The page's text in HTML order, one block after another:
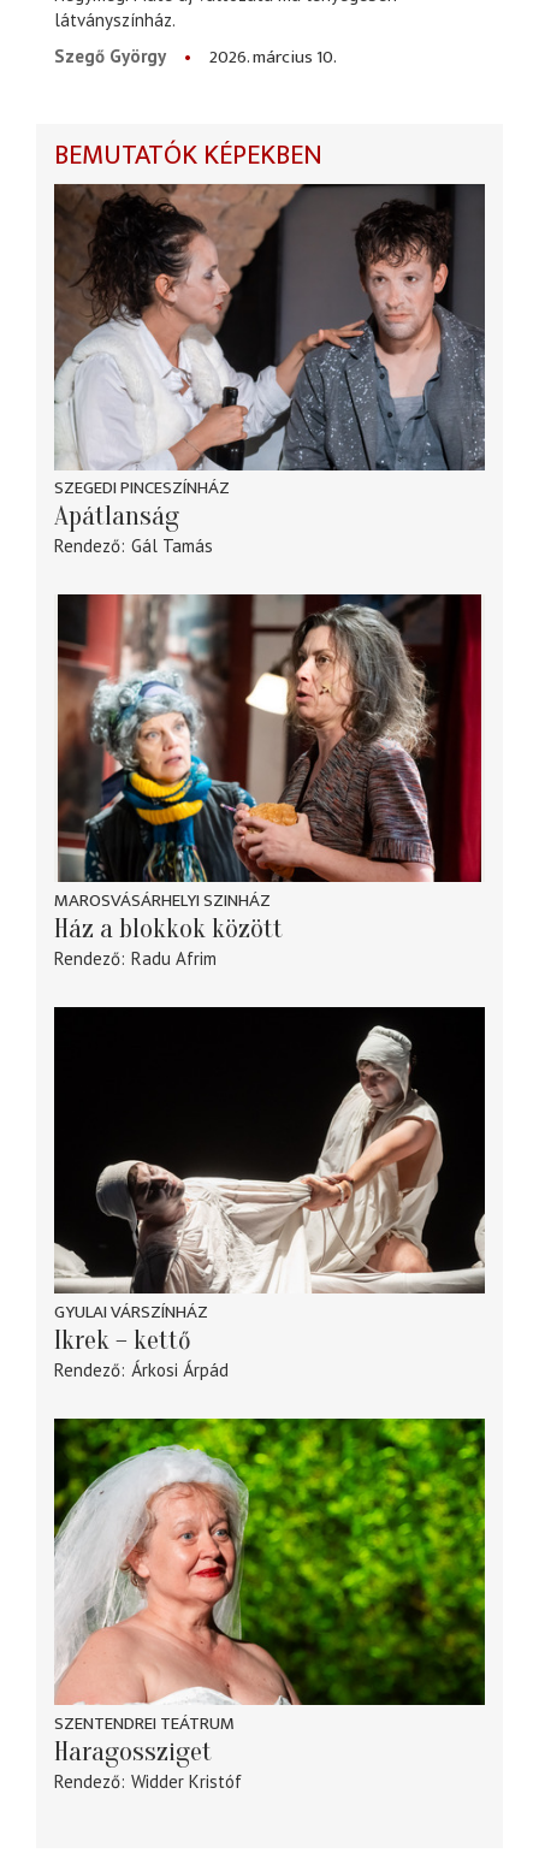
látványszínház.
Szegő György
2026. március 10.
BEMUTATÓK KÉPEKBEN
SZEGEDI PINCESZÍNHÁZ
Apátlanság
Rendező Gál Tamás
MAROSVÁSÁRHELYI SZINHÁZ
Ház a blokkok között
Rendező Radu Afrim
GYULAI VÁRSZÍNHÁZ
Ikrek – kettő
Rendező Árkosi Árpád
SZENTENDREI TEÁTRUM
Haragossziget
Rendező Widder Kristóf